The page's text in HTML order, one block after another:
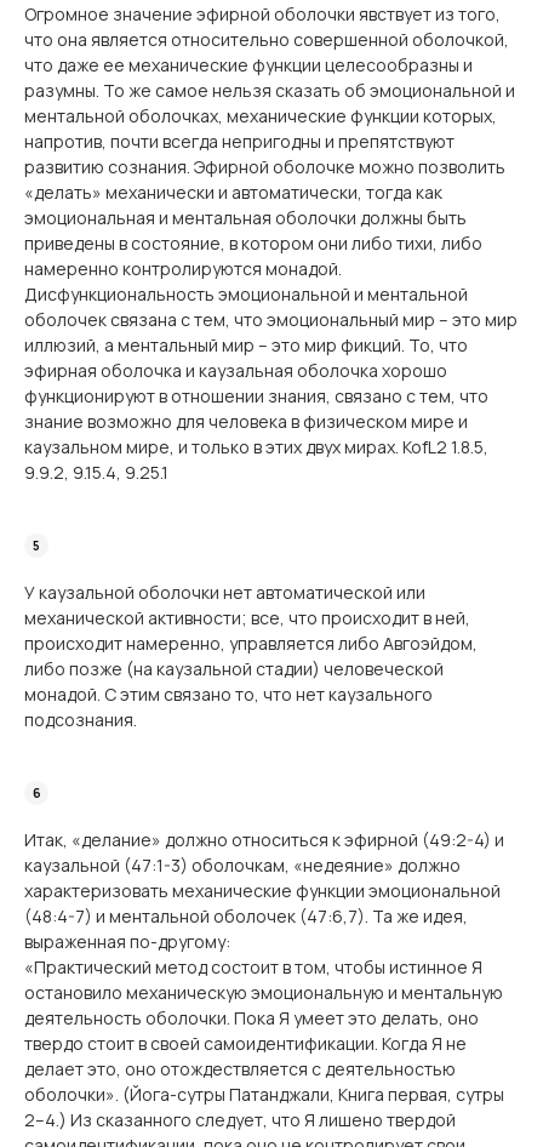
Огромное значение эфирной оболочки явствует из того,
что она является относительно совершенной оболочкой,
что даже ее механические функции целесообразны и
разумны. То же самое нельзя сказать об эмоциональной и
ментальной оболочках, механические функции которых,
напротив, почти всегда непригодны и препятствуют
развитию сознания. Эфирной оболочке можно позволить
«делать» механически и автоматически, тогда как
эмоциональная и ментальная оболочки должны быть
приведены в состояние, в котором они либо тихи, либо
намеренно контролируются монадой.
Дисфункциональность эмоциональной и ментальной
оболочек связана с тем, что эмоциональный мир – это мир
иллюзий, а ментальный мир – это мир фикций. То, что
эфирная оболочка и каузальная оболочка хорошо
функционируют в отношении знания, связано с тем, что
знание возможно для человека в физическом мире и
каузальном мире, и только в этих двух мирах. KofL2 1.8.5,
9.9.2, 9.15.4, 9.25.1
У каузальной оболочки нет автоматической или
механической активности; все, что происходит в ней,
происходит намеренно, управляется либо Авгоэйдом,
либо позже (на каузальной стадии) человеческой
монадой. С этим связано то, что нет каузального
подсознания.
Итак, «делание» должно относиться к эфирной (49:2-4) и
каузальной (47:1-3) оболочкам, «недеяние» должно
характеризовать механические функции эмоциональной
(48:4-7) и ментальной оболочек (47:6,7). Та же идея,
выраженная по-другому:
«Практический метод состоит в том, чтобы истинное Я
остановило механическую эмоциональную и ментальную
деятельность оболочки. Пока Я умеет это делать, оно
твердо стоит в своей самоидентификации. Когда Я не
делает это, оно отождествляется с деятельностью
оболочки». (Йога-сутры Патанджали, Книга первая, сутры
2–4.) Из сказанного следует, что Я лишено твердой